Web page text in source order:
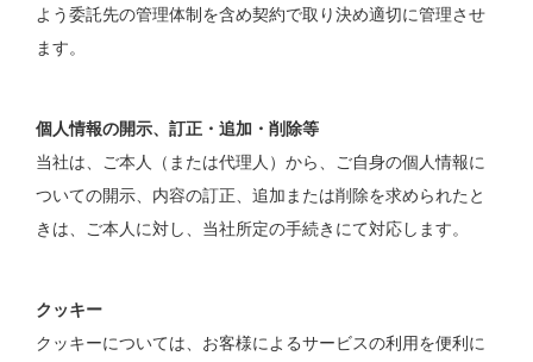
よう委託先の管理体制を含め契約で取り決め適切に管理させ
ます。
個人情報の開示、訂正・追加・削除等
当社は、ご本人（または代理人）から、ご自身の個人情報に
ついての開示、内容の訂正、追加または削除を求められたと
きは、ご本人に対し、当社所定の手続きにて対応します。
クッキー
クッキーについては、お客様によるサービスの利用を便利に